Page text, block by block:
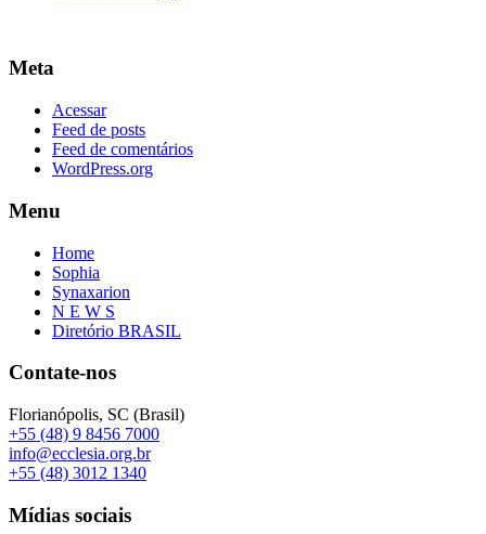
Meta
Acessar
Feed de posts
Feed de comentários
WordPress.org
Menu
Home
Sophia
Synaxarion
N E W S
Diretório BRASIL
Contate-nos
Florianópolis, SC (Brasil)
+55 (48) 9 8456 7000
info@ecclesia.org.br
+55 (48) 3012 1340
Mídias sociais